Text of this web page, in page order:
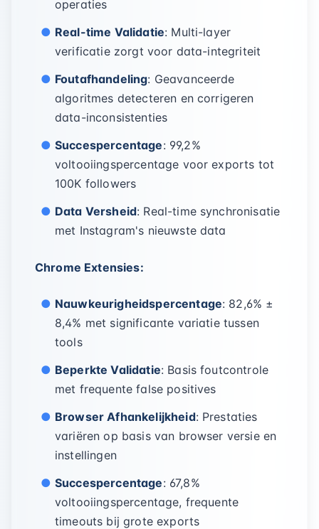
operaties
Real-time Validatie: Multi-layer
verificatie zorgt voor data-integriteit
Foutafhandeling: Geavanceerde
algoritmes detecteren en corrigeren
data-inconsistenties
Succespercentage: 99,2%
voltooiingspercentage voor exports tot
100K followers
Data Versheid: Real-time synchronisatie
met Instagram's nieuwste data
Chrome Extensies:
Nauwkeurigheidspercentage: 82,6% ±
8,4% met significante variatie tussen
tools
Beperkte Validatie: Basis foutcontrole
met frequente false positives
Browser Afhankelijkheid: Prestaties
variëren op basis van browser versie en
instellingen
Succespercentage: 67,8%
voltooiingspercentage, frequente
timeouts bij grote exports